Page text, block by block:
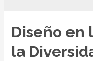
Diseño en
la